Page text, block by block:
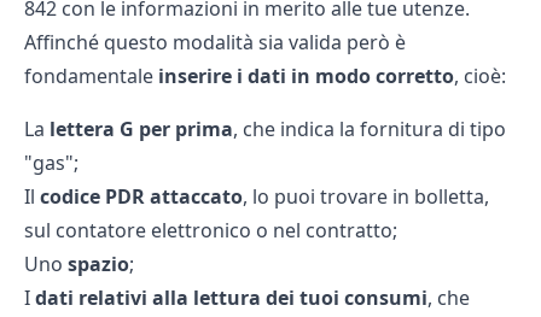
842 con le informazioni in merito alle tue utenze.
Affinché questo modalità sia valida però è
fondamentale inserire i dati in modo corretto, cioè:
La lettera G per prima, che indica la fornitura di tipo
"gas";
Il codice PDR attaccato, lo puoi trovare in bolletta,
sul contatore elettronico o nel contratto;
Uno spazio;
Idati relativi alla lettura dei tuoi consumi, che